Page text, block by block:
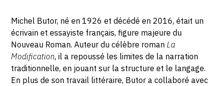
Michel Butor, né en 1926 et décédé en 2016, était un
écrivain et essayiste français, figure majeure du
Nouveau Roman. Auteur du célèbre roman La
Modification, il a repoussé les limites de la narration
traditionnelle, en jouant sur la structure et le langage.
En plus de son travail littéraire, Butor a collaboré avec